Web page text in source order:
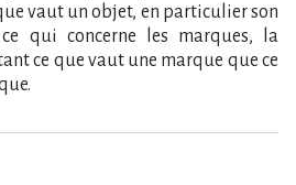
vaut un objet, en particulier son
qui concerne les marques, la
ce que vaut une marque que ce